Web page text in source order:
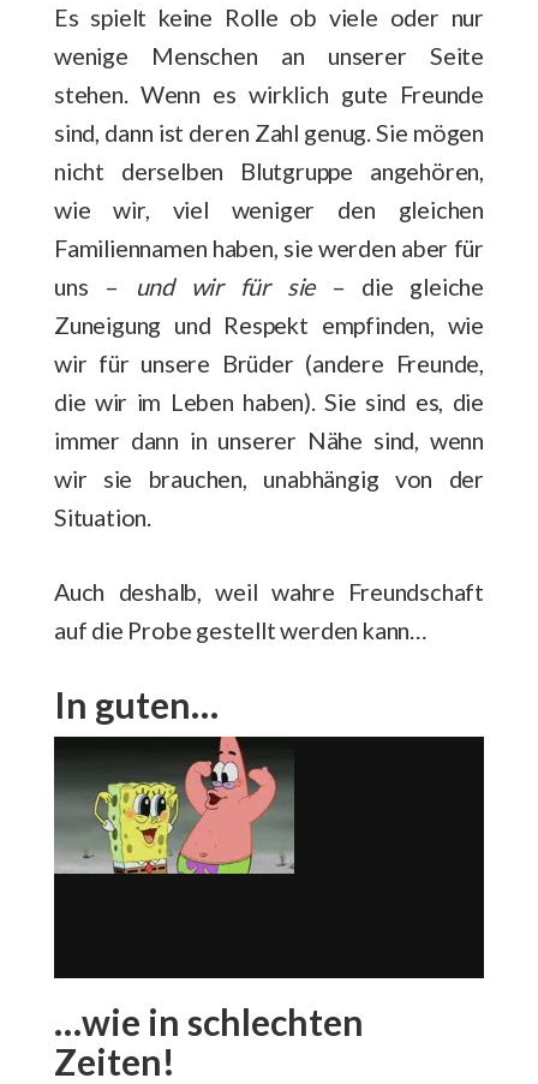
Es spielt keine Rolle ob viele oder nur
wenige Menschen an unserer Seite
stehen. Wenn es wirklich gute Freunde
sind, dann ist deren Zahl genug. Sie mögen
nicht derselben Blutgruppe angehören,
wie wir, viel weniger den gleichen
Familiennamen haben, sie werden aber für
uns –
und wir für sie– die gleiche
Zuneigung und Respekt empfinden, wie
wir für unsere Brüder (andere Freunde,
die wir im Leben haben). Sie sind es, die
immer dann in unserer Nähe sind, wenn
wir sie brauchen, unabhängig von der
Situation.
Auch deshalb, weil wahre Freundschaft
auf die Probe gestellt werden kann…
In guten…
…wie in schlechten
Zeiten!